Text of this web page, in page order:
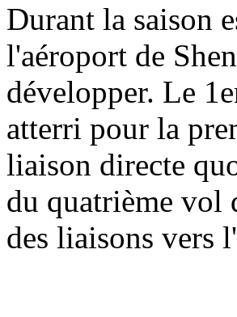
Durant la saison
l'aéroport de
développer. Le
atterri pour la
liaison directe
du quatrième vol
des liaisons vers